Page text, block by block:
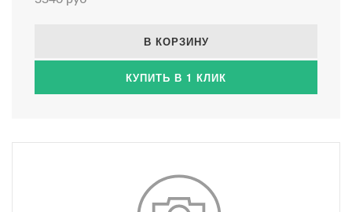
В КОРЗИНУ
КУПИТЬ В 1 КЛИК